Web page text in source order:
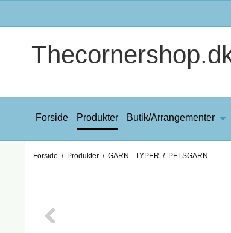
Forside Produkter Butik/Arrangementer
Forside / Produkter / GARN - TYPER / PELSGARN